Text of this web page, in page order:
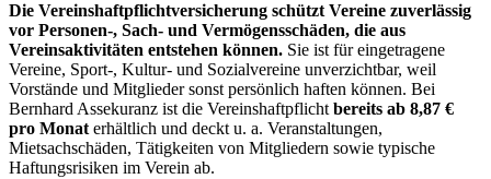
Die Vereinshaftpflichtversicherung schützt Vereine zuverlässig
vor Personen-, Sach- und Vermögensschäden, die aus
Vereinsaktivitäten entstehen können. Sie ist für eingetragene
Vereine, Sport-, Kultur- und Sozialvereine unverzichtbar, weil
Vorstände und Mitglieder sonst persönlich haften können. Bei
Bernhard Assekuranz ist die Vereinshaftpflicht bereits ab 8,87 €
pro Monat erhältlich und deckt u. a. Veranstaltungen,
Mietsachschäden, Tätigkeiten von Mitgliedern sowie typische
Haftungsrisiken im Verein ab.